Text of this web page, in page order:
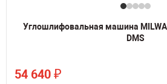
Углошлифовальная машина
DMS
54 640 ₽